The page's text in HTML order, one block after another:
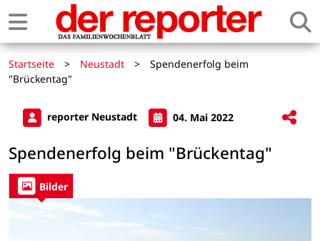
Startseite > Neustadt >
Spendenerfolg beim
"Brückentag"
reporter Neustadt 04. Mai 2022
Spendenerfolg beim "Brückentag"
Bilder